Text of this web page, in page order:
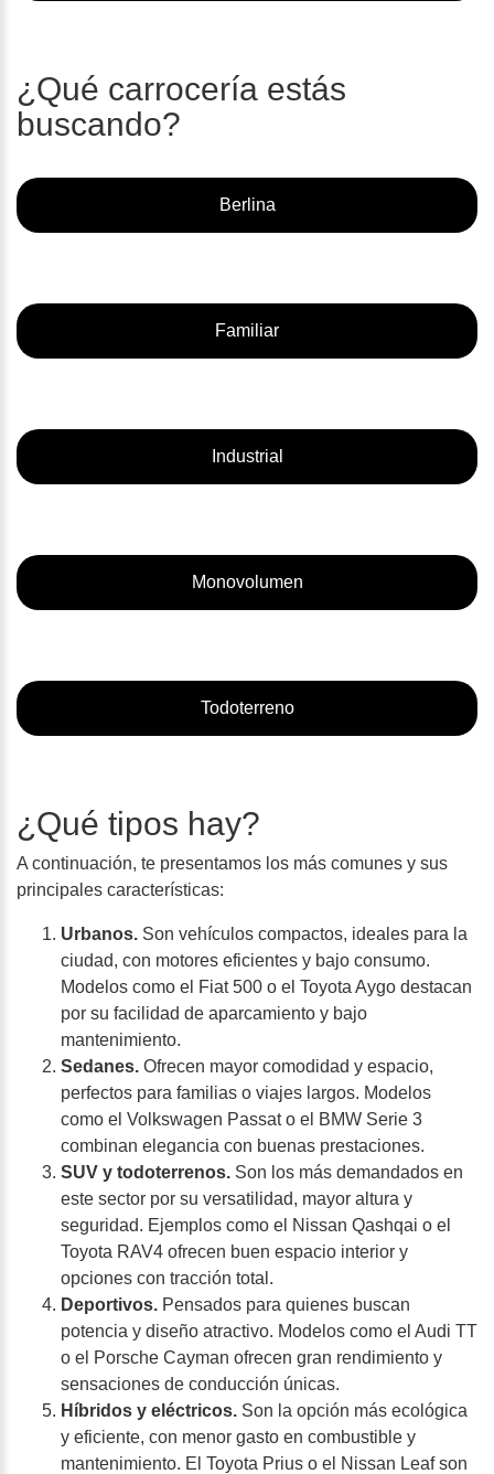
¿Qué carrocería estás
buscando?
Berlina
Familiar
Industrial
Monovolumen
Todoterreno
¿Qué tipos hay?
A continuación, te presentamos los más comunes y sus
principales características:
Urbanos. Son vehículos compactos, ideales para la
ciudad, con motores eficientes y bajo consumo.
Modelos como el Fiat 500 o el Toyota Aygo destacan
por su facilidad de aparcamiento y bajo
mantenimiento.
Sedanes. Ofrecen mayor comodidad y espacio,
perfectos para familias o viajes largos. Modelos
como el Volkswagen Passat o el BMW Serie 3
combinan elegancia con buenas prestaciones.
SUV y todoterrenos. Son los más demandados en
este sector por su versatilidad, mayor altura y
seguridad. Ejemplos como el Nissan Qashqai o el
Toyota RAV4 ofrecen buen espacio interior y
opciones con tracción total.
Deportivos. Pensados para quienes buscan
potencia y diseño atractivo. Modelos como el Audi TT
o el Porsche Cayman ofrecen gran rendimiento y
sensaciones de conducción únicas.
Híbridos y eléctricos. Son la opción más ecológica
y eficiente, con menor gasto en combustible y
mantenimiento. El Toyota Prius o el Nissan Leaf son